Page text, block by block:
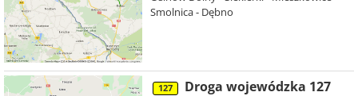
Smolnica - Dębno
127 Droga wojewódzka 127